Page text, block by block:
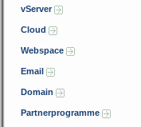
vServer
Cloud
Webspace
Email
Domain
Partnerprogramme